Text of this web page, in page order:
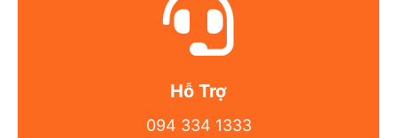
Hỗ Trợ
094 334 1333